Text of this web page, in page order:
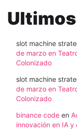
slot machine
de marzo en
Colonizado
slot machine
de marzo en
Colonizado
binance code en
innovación en IA